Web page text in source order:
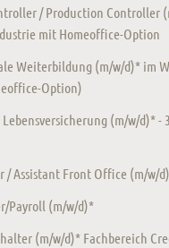
/ Production Controller
mit Homeoffice-Option
Weiterbildung (m/w/d)* im
Option)
(m/w/d)* -
/ Assistant Front Office (m/w/
Payroll (m/w/d)*
(m/w/d)* Fachbereich